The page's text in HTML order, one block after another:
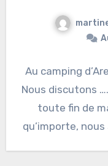
Au camping
Nous discutons
toute fin de
qu’importe,